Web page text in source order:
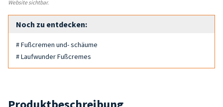
Website sichtbar.
Noch zu entdecken:
# Fußcremen und- schäume
# Laufwunder Fußcremes